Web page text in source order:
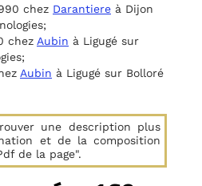
chez Darantiere à Dijon
chez Aubin à Ligugé sur
Aubin à Ligugé sur Bolloré
une description plus
et de la composition
de la page".